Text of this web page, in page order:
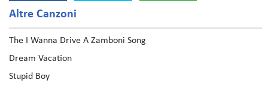
Altre Canzoni
The I Wanna Drive A Zamboni Song
Dream Vacation
Stupid Boy